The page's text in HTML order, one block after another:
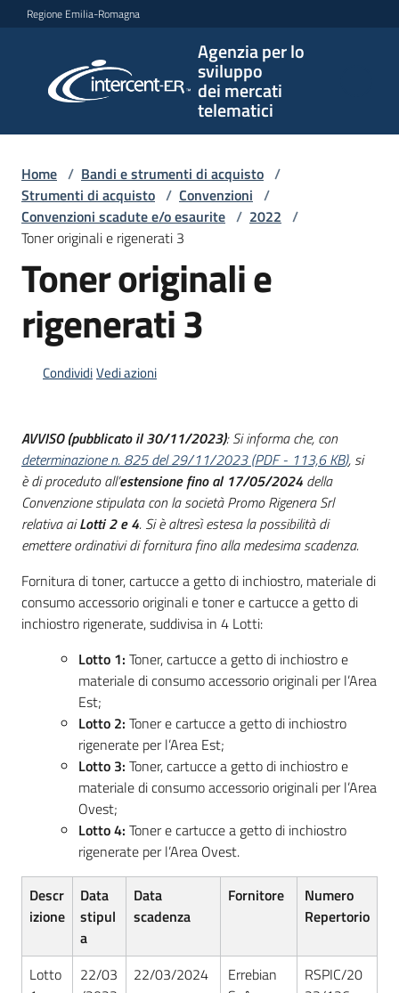
Vai al contenuto
Vai alla navigazione
Vai al footer
Regione Emilia-Romagna
Agenzia per lo
sviluppo
dei mercati
telematici
per lo
sviluppo
telematici
L'Agenzia
Bandi
strumenti
Supporto
Piattaforme
telematiche
Home / Bandi e strumenti di acquisto /
Strumenti di acquisto / Convenzioni /
Convenzioni scadute e/o esaurite / 2022 /
Toner originali e rigenerati 3
Toner originali e
rigenerati 3
CondividiVedi azioni
AVVISO (pubblicato il 30/11/2023): Si informa che, con
determinazione n. 825 del 29/11/2023(PDF- 113,6 KB), si
è di proceduto all’estensione fino al 17/05/2024 della
Convenzione stipulata con la società Promo Rigenera Srl
relativa aiLotti 2 e 4. Si è altresì estesa la possibilità di
emettere ordinativi di fornitura fino alla medesima scadenza.
Fornitura di toner, cartucce a getto di inchiostro, materiale di
consumo accessorio originali e toner e cartucce a getto di
inchiostro rigenerate, suddivisa in 4 Lotti:
Lotto 1: Toner, cartucce a getto di inchiostro e
materiale di consumo accessorio originali per l’Area
Est;
Lotto 2: Toner e cartucce a getto di inchiostro
rigenerate per l’Area Est;
Lotto 3: Toner, cartucce a getto di inchiostro e
materiale di consumo accessorio originali per l’Area
Ovest;
Lotto 4: Toner e cartucce a getto di inchiostro
rigenerate per l’Area Ovest.
Descr
izione
Data
stipul
a
Data
scadenza
Fornitore
Numero
Repertorio
Lotto
22/03
22/03/2024
Errebian
RSPIC/20